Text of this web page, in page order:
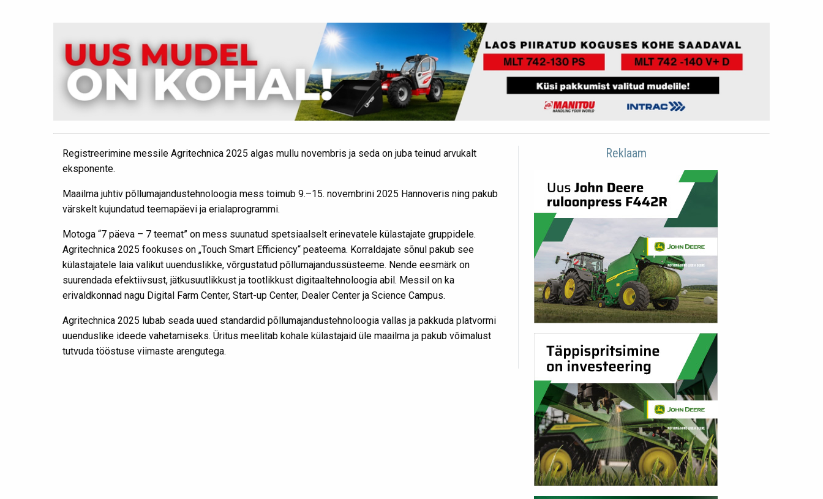
Registreerimine messile Agritechnica 2025 algas mullu novembris ja seda on juba teinud arvukalt
eksponente.
Maailma juhtiv põllumajandustehnoloogia mess toimub 9.–15. novembrini 2025 Hannoveris ning pakub
värskelt kujundatud teemapäevi ja erialaprogrammi.
Motoga “7 päeva – 7 teemat” on mess suunatud spetsiaalselt erinevatele külastajate gruppidele.
Agritechnica 2025 fookuses on „Touch Smart Efficiency“ peateema. Korraldajate sõnul pakub see
külastajatele laia valikut uuenduslikke, võrgustatud põllumajandussüsteeme. Nende eesmärk on
suurendada efektiivsust, jätkusuutlikkust ja tootlikkust digitaaltehnoloogia abil. Messil on ka
erivaldkonnad nagu Digital Farm Center, Start-up Center, Dealer Center ja Science Campus.
Agritechnica 2025 lubab seada uued standardid põllumajandustehnoloogia vallas ja pakkuda platvormi
uuenduslike ideede vahetamiseks. Üritus meelitab kohale külastajaid üle maailma ja pakub võimalust
tutvuda tööstuse viimaste arengutega.
Reklaam